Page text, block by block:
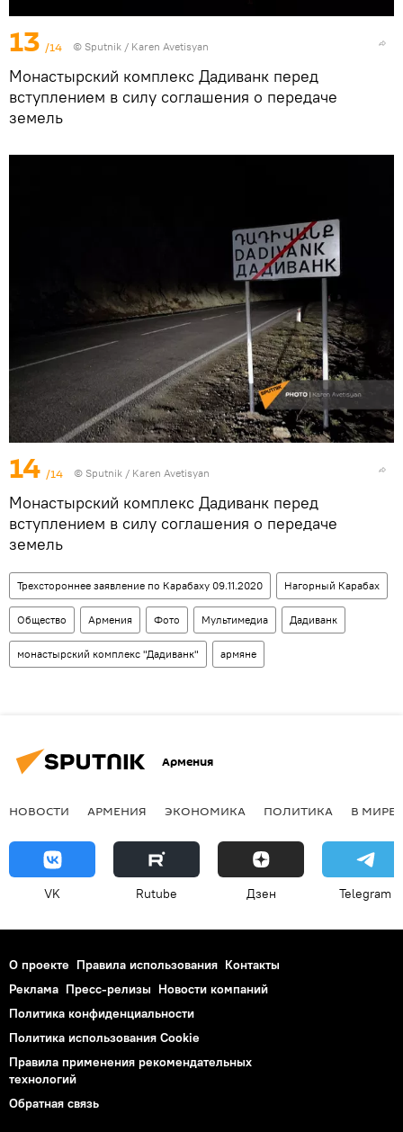
13 /14 © Sputnik / Karen Avetisyan
Монастырский комплекс Дадиванк перед
вступлением в силу соглашения о передаче
земель
14 /14 © Sputnik / Karen Avetisyan
Монастырский комплекс Дадиванк перед
вступлением в силу соглашения о передаче
земель
Трехстороннее заявление по Карабаху 09.11.2020 Нагорный Карабах
Общество Армения Фото Мультимедиа Дадиванк
монастырский комплекс "Дадиванк" армяне
Армения
НОВОСТИ АРМЕНИЯ ЭКОНОМИКА ПОЛИТИКА В МИРЕ
VK Rutube Дзен Telegram
О проекте Правила использования Контакты
Реклама Пресс-релизы Новости компаний
Политика конфиденциальности
Политика использования Cookie
Правила применения рекомендательных
технологий
Обратная связь